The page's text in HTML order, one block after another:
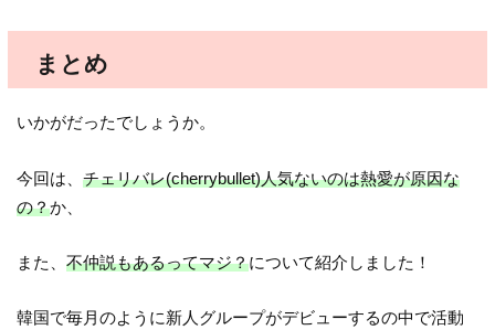
まとめ
いかがだったでしょうか。
今回は、チェリバレ(cherrybullet)人気ないのは熱愛が原因な
の？か、
また、不仲説もあるってマジ？について紹介しました！
韓国で毎月のように新人グループがデビューするの中で活動